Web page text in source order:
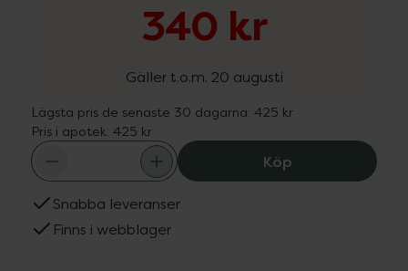
340 kr
Gäller t.o.m. 20 augusti
Lägsta pris de senaste 30 dagarna: 425 kr
Pris i apotek: 425 kr
KöpPureness
Snabba leveranser
Finns i webblager